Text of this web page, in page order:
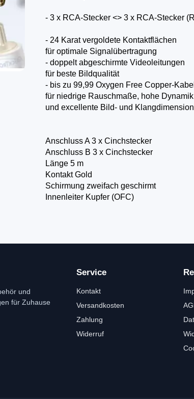
- 3 x RCA-Stecker <> 3 x RCA-Stecker
- 24 Karat vergoldete Kontaktflächen
für optimale Signalübertragung
- doppelt abgeschirmte Videoleitungen
für beste Bildqualität
- bis zu 99,99 Oxygen Free Copper-
für niedrige Rauschmaße, hohe Dynamik
und excellente Bild- und Klangdimension
Anschluss A 3 x Cinchstecker
Anschluss B 3 x Cinchstecker
Länge 5 m
Kontakt Gold
Schirmung zweifach geschirmt
Innenleiter Kupfer (OFC)
und
für Zuhause
Service
Kontakt
Versandkosten
Zahlung
Widerruf